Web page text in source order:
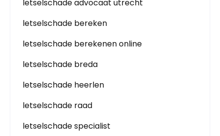
letselschade advocaat utrecht
letselschade bereken
letselschade berekenen online
letselschade breda
letselschade heerlen
letselschade raad
letselschade specialist